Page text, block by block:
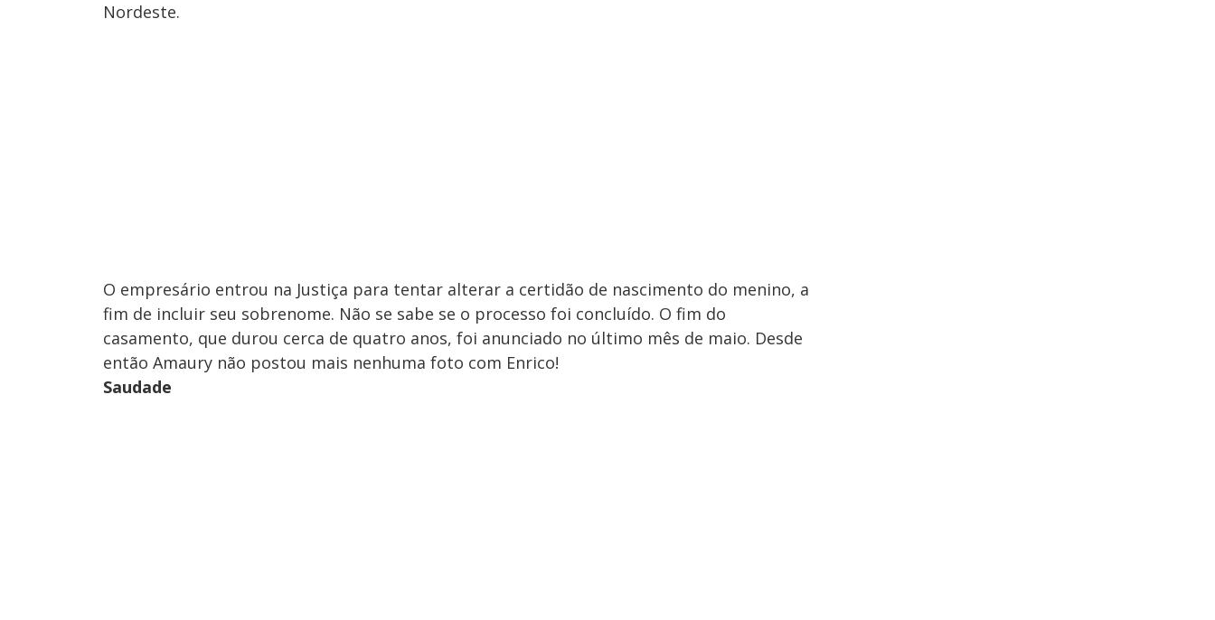
Nordeste.
O empresário entrou na Justiça para tentar alterar a certidão de nascimento do menino, a
fim de incluir seu sobrenome. Não se sabe se o processo foi concluído. O fim do
casamento, que durou cerca de quatro anos, foi anunciado no último mês de maio. Desde
então Amaury não postou mais nenhuma foto com Enrico!
Saudade